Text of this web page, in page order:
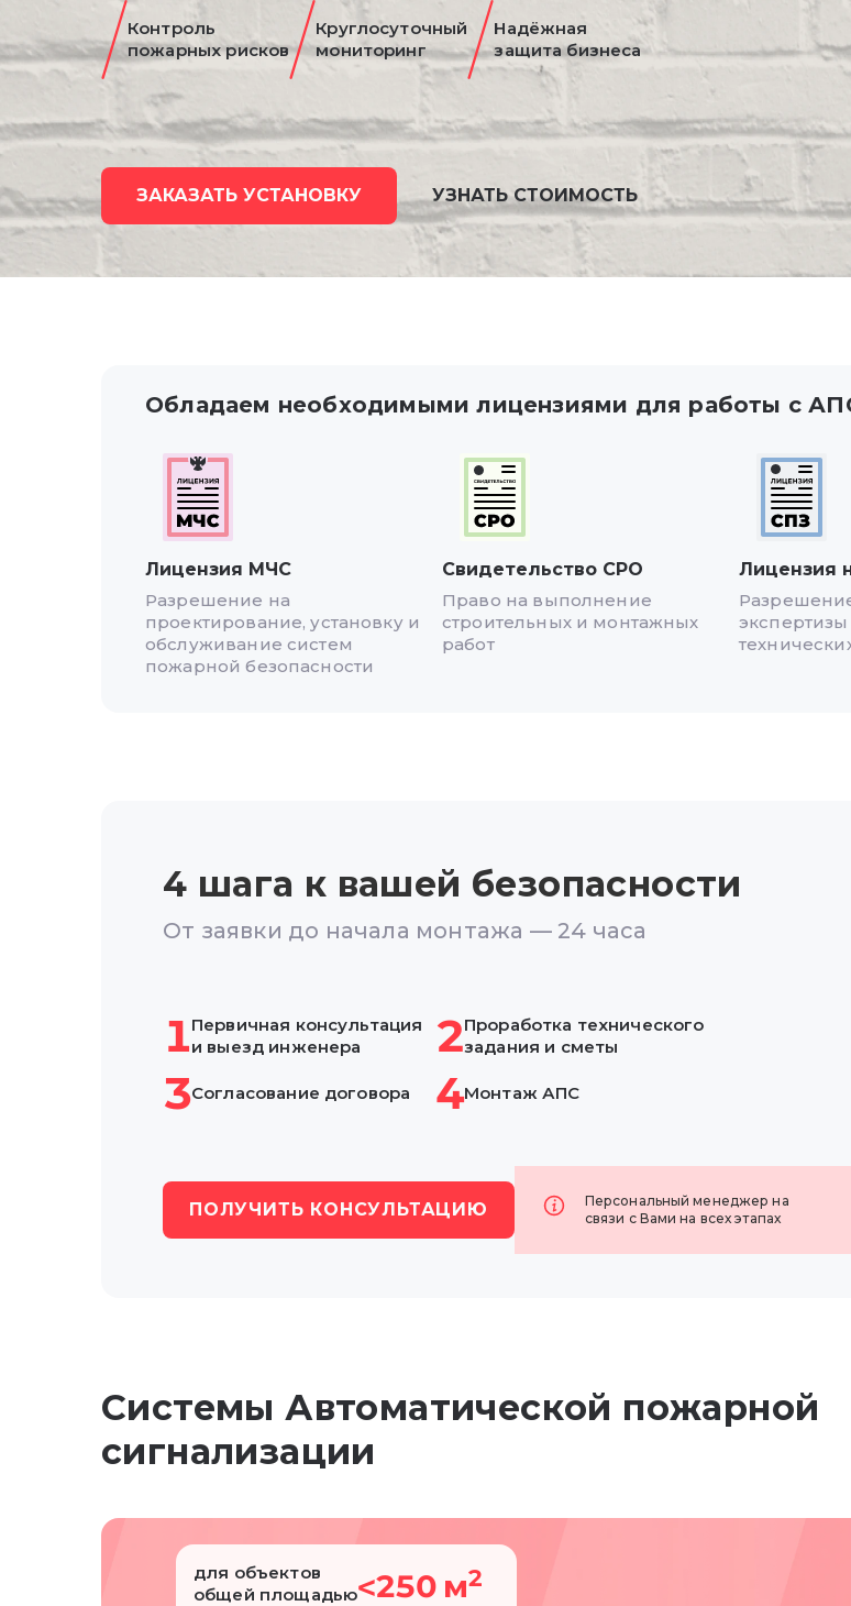
Контроль
пожарных рисков
Круглосуточный
мониторинг
Надёжная
защита бизнеса
ЗАКАЗАТЬ УСТАНОВКУ УЗНАТЬ СТОИМОСТЬ
Обладаем необходимыми лицензиями для работы с
Лицензия МЧС
Разрешение на
проектирование, установку и
обслуживание систем
пожарной безопасности
Свидетельство СРО
Право на выполнение
строительных и монтажных
работ
Лицензия
4 шага к вашей безопасности
От заявки до начала монтажа — 24 часа
1Первичная консультация
и выезд инженера
2Проработка технического
задания и сметы
3Согласование договора 4МонтажАПС
ПОЛУЧИТЬ КОНСУЛЬТАЦИЮ
Персональный менеджер на
связи с Вами на всех этапах
Системы Автоматической пожарной
сигнализации
для объектов
общей площадью<250 м2